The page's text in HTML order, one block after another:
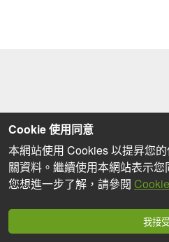
Cookie 使用同意
本網站使用 Cookies 以提昇您
關資料。繼續使用本網站表示
您想進一步了解，請參閱
我接